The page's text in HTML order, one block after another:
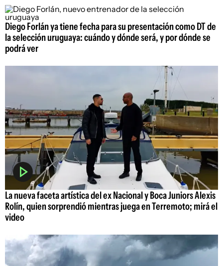
Diego Forlán ya tiene fecha para su presentación como DT de
la selección uruguaya: cuándo y dónde será, y por dónde se
podrá ver
La nueva faceta artística del ex Nacional y Boca Juniors Alexis
Rolín, quien sorprendió mientras juega en Terremoto; mirá el
video